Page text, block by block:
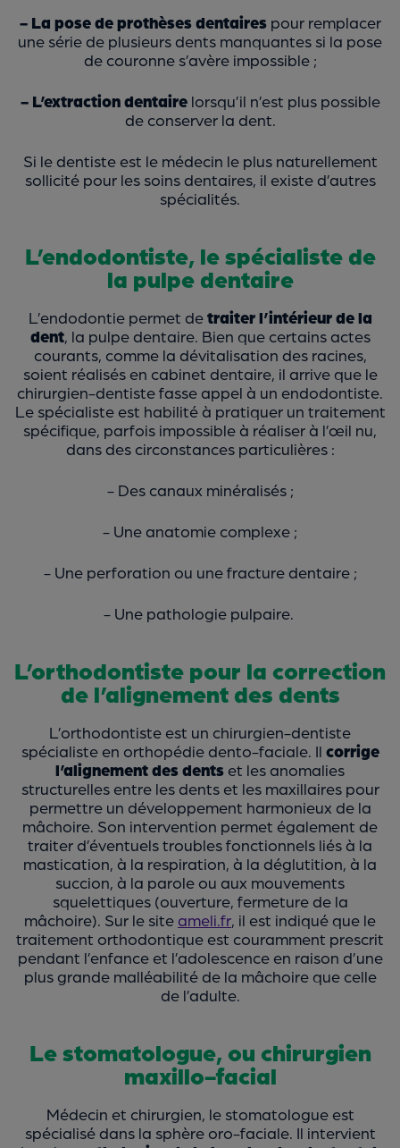
- La pose de prothèses dentairespour remplacer
une série de plusieurs dents manquantes si la pose
de couronne s’avère impossible ;
- L’extraction dentairelorsqu’il n’est plus possible
de conserver la dent.
Si le dentiste est le médecin le plus naturellement
sollicité pour les soins dentaires, il existe d’autres
spécialités.
L’endodontiste, le spécialiste de
la pulpe dentaire
L’endodontie permet detraiter l’intérieur de la
dent, la pulpe dentaire. Bien que certains actes
courants, comme la dévitalisation des racines,
soient réalisés en cabinet dentaire, il arrive que le
chirurgien-dentiste fasse appel à un endodontiste.
Le spécialiste est habilité à pratiquer un traitement
spécifique, parfois impossible à réaliser à l’œil nu,
dans des circonstances particulières :
- Des canaux minéralisés ;
- Une anatomie complexe ;
- Une perforation ou une fracture dentaire ;
- Une pathologie pulpaire.
L’orthodontiste pour la correction
de l’alignement des dents
L’orthodontiste est un chirurgien-dentiste
spécialiste en orthopédie dento-faciale. Il corrige
l’alignement des dents et les anomalies
structurelles entre les dents et les maxillaires pour
permettre un développement harmonieux de la
mâchoire. Son intervention permet également de
traiter d’éventuels troubles fonctionnels liés à la
mastication, à la respiration, à la déglutition, à la
succion, à la parole ou aux mouvements
squelettiques (ouverture, fermeture de la
mâchoire). Sur le site ameli.fr , il est indiqué que le
traitement orthodontique est couramment prescrit
pendant l’enfance et l’adolescence en raison d’une
plus grande malléabilité de la mâchoire que celle
de l’adulte.
Le stomatologue, ou chirurgien
maxillo-facial
Médecin et chirurgien, le stomatologue est
spécialisé dans la sphère oro-faciale. Il intervient